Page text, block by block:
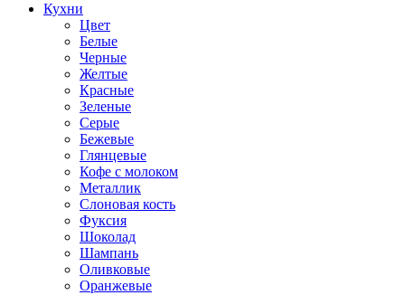
Кухни
Цвет
Белые
Черные
Желтые
Красные
Зеленые
Серые
Бежевые
Глянцевые
Кофе с молоком
Металлик
Слоновая кость
Фуксия
Шоколад
Шампань
Оливковые
Оранжевые